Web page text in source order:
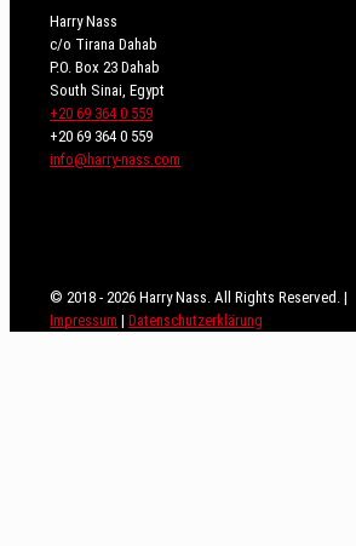
Harry Nass
c/o Tirana Dahab
P.O. Box 23 Dahab
South Sinai, Egypt
+20 69 364 0 559
+20 69 364 0 559
info@harry-nass.com
© 2018 - 2026 Harry Nass. All Rights Reserved. |
Impressum | Datenschutzerklärung